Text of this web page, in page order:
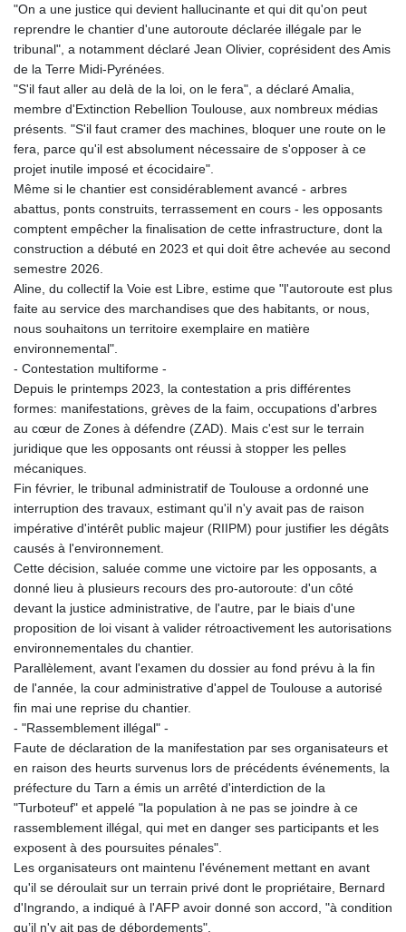
"On a une justice qui devient hallucinante et qui dit qu'on peut
reprendre le chantier d'une autoroute déclarée illégale par le
tribunal", a notamment déclaré Jean Olivier, coprésident des Amis
de la Terre Midi-Pyrénées.
"S'il faut aller au delà de la loi, on le fera", a déclaré Amalia,
membre d'Extinction Rebellion Toulouse, aux nombreux médias
présents. "S'il faut cramer des machines, bloquer une route on le
fera, parce qu'il est absolument nécessaire de s'opposer à ce
projet inutile imposé et écocidaire".
Même si le chantier est considérablement avancé - arbres
abattus, ponts construits, terrassement en cours - les opposants
comptent empêcher la finalisation de cette infrastructure, dont la
construction a débuté en 2023 et qui doit être achevée au second
semestre 2026.
Aline, du collectif la Voie est Libre, estime que "l'autoroute est plus
faite au service des marchandises que des habitants, or nous,
nous souhaitons un territoire exemplaire en matière
environnemental".
- Contestation multiforme -
Depuis le printemps 2023, la contestation a pris différentes
formes: manifestations, grèves de la faim, occupations d'arbres
au cœur de Zones à défendre (ZAD). Mais c'est sur le terrain
juridique que les opposants ont réussi à stopper les pelles
mécaniques.
Fin février, le tribunal administratif de Toulouse a ordonné une
interruption des travaux, estimant qu'il n'y avait pas de raison
impérative d'intérêt public majeur (RIIPM) pour justifier les dégâts
causés à l'environnement.
Cette décision, saluée comme une victoire par les opposants, a
donné lieu à plusieurs recours des pro-autoroute: d'un côté
devant la justice administrative, de l'autre, par le biais d'une
proposition de loi visant à valider rétroactivement les autorisations
environnementales du chantier.
Parallèlement, avant l'examen du dossier au fond prévu à la fin
de l'année, la cour administrative d'appel de Toulouse a autorisé
fin mai une reprise du chantier.
- "Rassemblement illégal" -
Faute de déclaration de la manifestation par ses organisateurs et
en raison des heurts survenus lors de précédents événements, la
préfecture du Tarn a émis un arrêté d'interdiction de la
"Turboteuf" et appelé "la population à ne pas se joindre à ce
rassemblement illégal, qui met en danger ses participants et les
exposent à des poursuites pénales".
Les organisateurs ont maintenu l'événement mettant en avant
qu'il se déroulait sur un terrain privé dont le propriétaire, Bernard
d'Ingrando, a indiqué à l'AFP avoir donné son accord, "à condition
qu’il n'y ait pas de débordements".